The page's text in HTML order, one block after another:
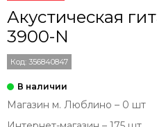
Акустическая
3900-N
Код: 356840847
Магазин м. Люблино – 0 шт